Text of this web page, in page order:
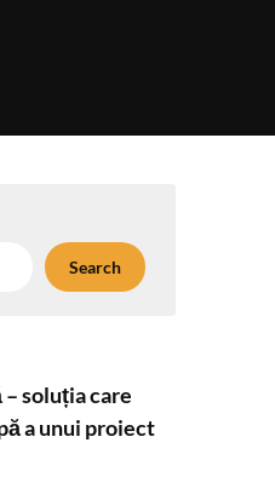
Search
soluția care
a unui proiect